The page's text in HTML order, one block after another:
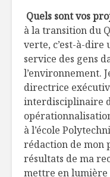
Quels sont vos
à la transition du
verte, c’est-à-dire
service des gens
l’environnement.
directrice
interdisciplinaire
à l’école
rédaction de mon
résultats de ma
mettre en lumière